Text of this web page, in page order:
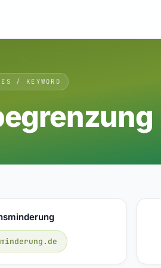
/ KEYWORD